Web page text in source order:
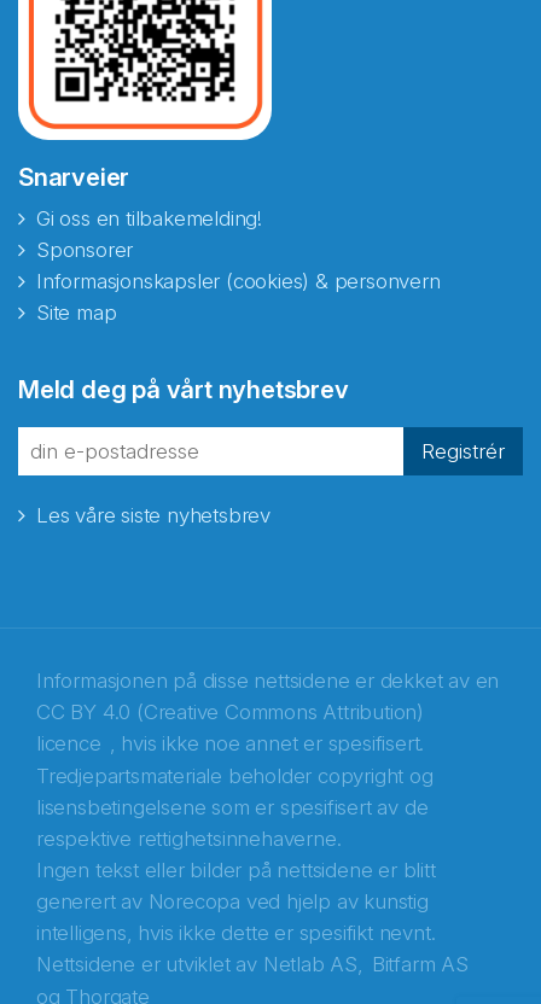
Snarveier
Gi oss en tilbakemelding!
Sponsorer
Informasjonskapsler (cookies) & personvern
Site map
Meld deg på vårt nyhetsbrev
Registrér
Les våre siste nyhetsbrev
Informasjonen på disse nettsidene er dekket av en
CC BY 4.0 (Creative Commons Attribution)
licence , hvis ikke noe annet er spesifisert.
Tredjepartsmateriale beholder copyright og
lisensbetingelsene som er spesifisert av de
respektive rettighetsinnehaverne.
Ingen tekst eller bilder på nettsidene er blitt
generert av Norecopa ved hjelp av kunstig
intelligens, hvis ikke dette er spesifikt nevnt.
Nettsidene er utviklet av Netlab AS, Bitfarm AS
og Thorgate
fra Norecopa